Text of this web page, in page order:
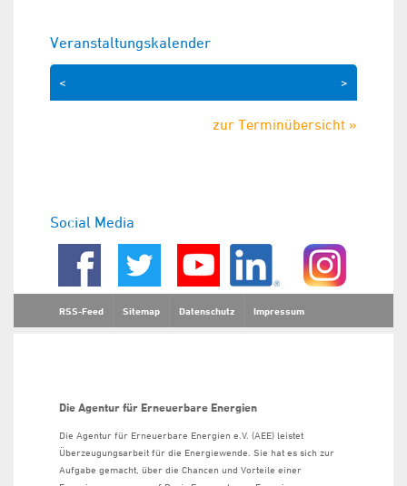
Veranstaltungskalender
>
<
zur Terminübersicht »
Social Media
RSS-Feed Sitemap Datenschutz Impressum
Die Agentur für Erneuerbare Energien
Die Agentur für Erneuerbare Energien e.V. (AEE) leistet
Überzeugungsarbeit für die Energiewende. Sie hat es sich zur
Aufgabe gemacht, über die Chancen und Vorteile einer